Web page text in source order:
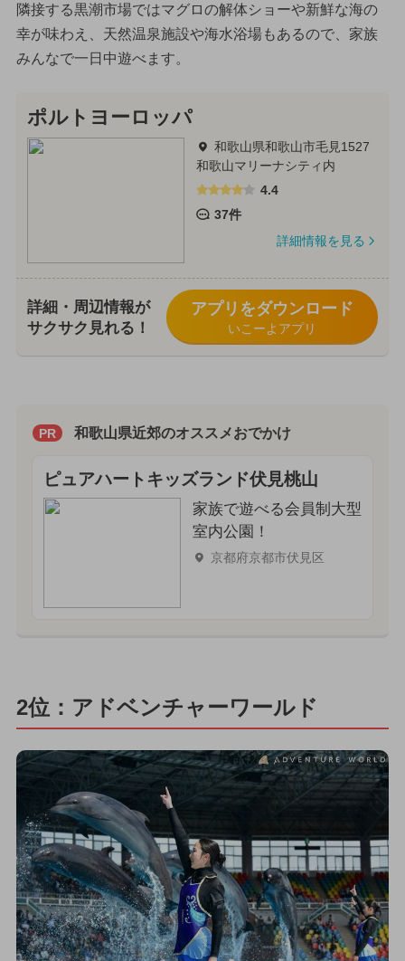
隣接する黒潮市場ではマグロの解体ショーや新鮮な海の
幸が味わえ、天然温泉施設や海水浴場もあるので、家族
みんなで一日中遊べます。
ポルトヨーロッパ
和歌山県和歌山市毛見1527
和歌山マリーナシティ内
4.4
37件
詳細情報を見る
詳細・周辺情報が
サクサク見れる！
アプリをダウンロード
いこーよアプリ
PR 和歌山県近郊のオススメおでかけ
ピュアハートキッズランド伏見桃山
家族で遊べる会員制大型
室内公園！
京都府京都市伏見区
2位：アドベンチャーワールド